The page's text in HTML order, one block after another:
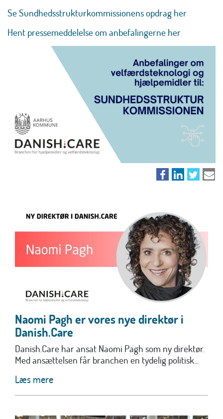
Se Sundhedsstrukturkommissionens opdrag her
Hent pressemeddelelse om anbefalingerne her
Naomi Pagh er vores nye direktør i
Danish.Care
Danish.Care har ansat Naomi Pagh som ny direktør.
Med ansættelsen får branchen en tydelig politisk...
Læs mere